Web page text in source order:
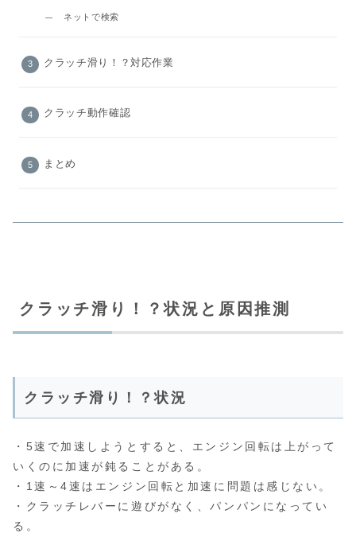
ネットで検索
クラッチ滑り！？対応作業
クラッチ動作確認
まとめ
クラッチ滑り！？状況と原因推測
クラッチ滑り！？状況
・5速で加速しようとすると、エンジン回転は上がって
いくのに加速が鈍ることがある。
・1速～4速はエンジン回転と加速に問題は感じない。
・クラッチレバーに遊びがなく、パンパンになってい
る。